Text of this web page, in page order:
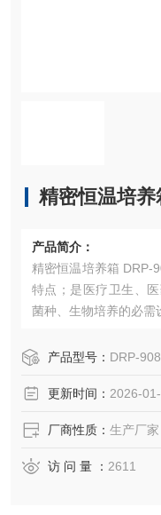
精密恒温培养
产品简介：
精密恒温培养箱 DRP-9002（E）系列具有高质、安全可靠的
特点；是医疗卫生、
菌种、生物培养的必需
产品型号： DRP-
更新时间： 2026-
厂商性质： 生产厂家
访 问 量 ： 2611